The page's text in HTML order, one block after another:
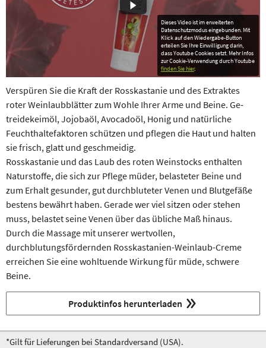
Dieses Video ist im erweiterten
Datenschutzmodus eingebunden. Mit
Klick auf den Wiedergabe-Button
erteilen Sie Ihre Einwilligung darin,
dass Youtube Cookies setzt. Mehr Infos
zur Cookie-Verwendung durch Youtube
finden Sie hier.
Verspüren Sie die Kraft der Rosskastanie und des Extraktes
roter Weinlaubblätter zum Wohle Ihrer Arme und Beine. Ge­
treidekeimöl, Jojobaöl, Avocadoöl, Honig und natürliche
Feuchthalte­fakto­ren schützen und pflegen die Haut und halten
sie frisch, glatt und geschmeidig.
Rosskastanie und das Laub des roten Weinstocks enthalten
Naturstoffe, die sich zur Pflege müder, belasteter Beine und
zum Erhalt gesunder, gut durchbluteter Venen und Blutgefäße
bestens bewährt haben. Gerade wer viel sitzen oder stehen
muss, belastet seine Venen über das übliche Maß hinaus.
Durch die Massage mit unserer wertvollen,
durchblutungsfördernden Rosskastanien-Weinlaub-Creme
erreichen Sie eine wohltuende Wirkung für müde, schwere
Beine.
Produktinfos herunterladen
*Gilt für Lieferungen bei Standardversand (USA).